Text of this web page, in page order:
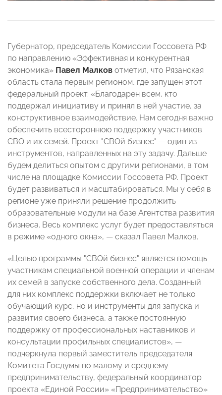
Губернатор, председатель Комиссии Госсовета РФ
по направлению «Эффективная и конкурентная
экономика» Павел Малков отметил, что Рязанская
область стала первым регионом, где запущен этот
федеральный проект. «Благодарен всем, кто
поддержал инициативу и принял в ней участие, за
конструктивное взаимодействие. Нам сегодня важно
обеспечить всестороннюю поддержку участников
СВО и их семей. Проект "СВОй бизнес" — один из
инструментов, направленных на эту задачу. Дальше
будем делиться опытом с другими регионами, в том
числе на площадке Комиссии Госсовета РФ. Проект
будет развиваться и масштабироваться. Мы у себя в
регионе уже приняли решение продолжить
образовательные модули на базе Агентства развития
бизнеса. Весь комплекс услуг будет предоставляться
в режиме «одного окна», — сказал Павел Малков.
«Целью программы "СВОй бизнес" является помощь
участникам специальной военной операции и членам
их семей в запуске собственного дела. Созданный
для них комплекс поддержки включает не только
обучающий курс, но и инструменты для запуска и
развития своего бизнеса, а также постоянную
поддержку от профессиональных наставников и
консультации профильных специалистов», —
подчеркнула первый заместитель председателя
Комитета Госдумы по малому и среднему
предпринимательству, федеральный координатор
проекта «Единой России» «Предпринимательство»